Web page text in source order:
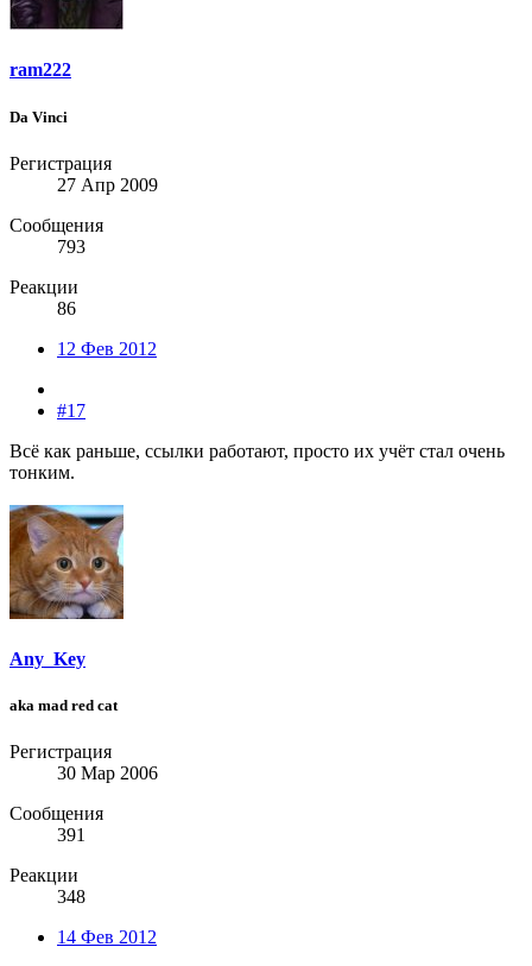
ram222
Da Vinci
Регистрация
27 Апр 2009
Сообщения
793
Реакции
86
12 Фев 2012
#17
Всё как раньше, ссылки работают, просто их учёт стал очень
тонким.
Any_Key
aka mad red cat
Регистрация
30 Мар 2006
Сообщения
391
Реакции
348
14 Фев 2012